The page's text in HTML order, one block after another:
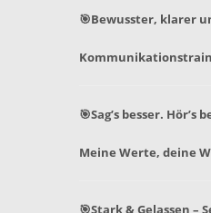
🎯Bewusster, klarer
🎯Sag’s besser. Hör’s
Meine Werte, deine
🎯Stark & Gelassen